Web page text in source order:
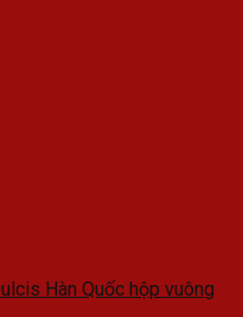
Hàn Quốc hộp vuông